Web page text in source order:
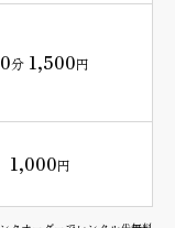
分 1,500円
1,000円